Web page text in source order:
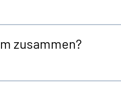
zusammen?